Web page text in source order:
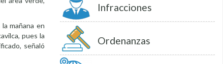
mañana en
pues la
señaló
Infracciones
Ordenanzas